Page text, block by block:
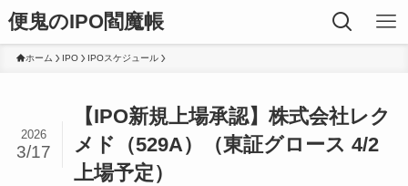
便鬼のIPO閻魔帳
ホーム IPO IPOスケジュール
【IPO新規上場承認】株式会社レク
メド（529A）（東証グロース 4/2
上場予定）
2026
3/17